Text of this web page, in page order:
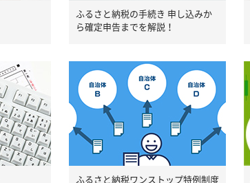
ふるさと納税の手続き 申し込みか
ら確定申告までを解説！
ふるさと納税ワンストップ特例制度